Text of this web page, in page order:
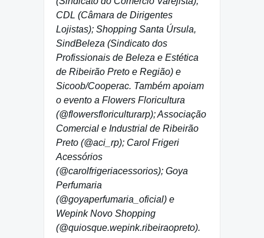
CDL (Câmara de Dirigentes
Lojistas); Shopping Santa Úrsula,
SindBeleza (Sindicato dos
Profissionais de Beleza e Estética
de Ribeirão Preto e Região) e
Sicoob/Cooperac. Também apoiam
o evento a Flowers Floricultura
(@flowersfloriculturarp); Associação
Comercial e Industrial de Ribeirão
Preto (@aci_rp); Carol Frigeri
Acessórios
(@carolfrigeriacessorios); Goya
Perfumaria
(@goyaperfumaria_oficial) e
Wepink Novo Shopping
(@quiosque.wepink.ribeiraopreto).